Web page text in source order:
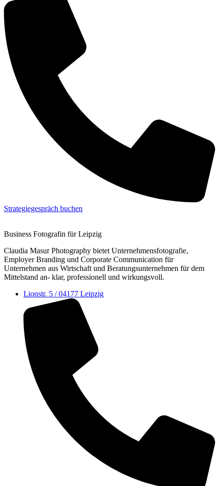
Strategiegespräch buchen
Business Fotografin für Leipzig
Claudia Masur Photography bietet Unternehmens­fotografie,
Employer Branding und Corporate Communication für
Unternehmen aus Wirtschaft und Beratungs­unternehmen für dem
Mittelstand an- klar, professionell und wirkungsvoll.
Lionstr. 5 / 04177 Leipzig